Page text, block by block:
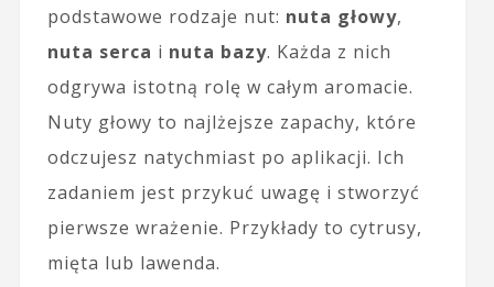
podstawowe rodzaje nut: nuta głowy,
nuta serca i nuta bazy. Każda z nich
odgrywa istotną rolę w całym aromacie.
Nuty głowy to najlżejsze zapachy, które
odczujesz natychmiast po aplikacji. Ich
zadaniem jest przykuć uwagę i stworzyć
pierwsze wrażenie. Przykłady to cytrusy,
mięta lub lawenda.